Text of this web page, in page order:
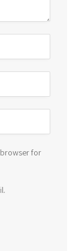
browser for